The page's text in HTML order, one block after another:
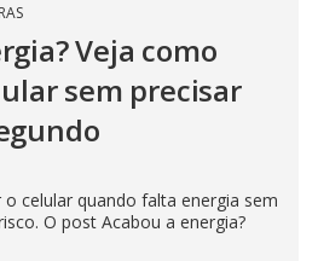
Veja como
sem precisar
celular quando falta energia sem
O post Acabou a energia?